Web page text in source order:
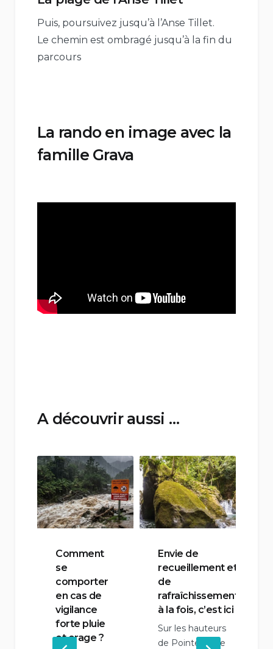
Puis, poursuivez jusqu’à l’Anse Tillet.
Le chemin est ombragé jusqu’à la fin du
parcours
La rando en image avec la
famille Grava
A découvrir aussi …
Comment
se
comporter
en cas de
vigilance
forte pluie
et orage ?
Envie de
recueillement et
de
rafraîchissement
à la fois, c’est ici
Sur les hauteurs
de Pointe Noire